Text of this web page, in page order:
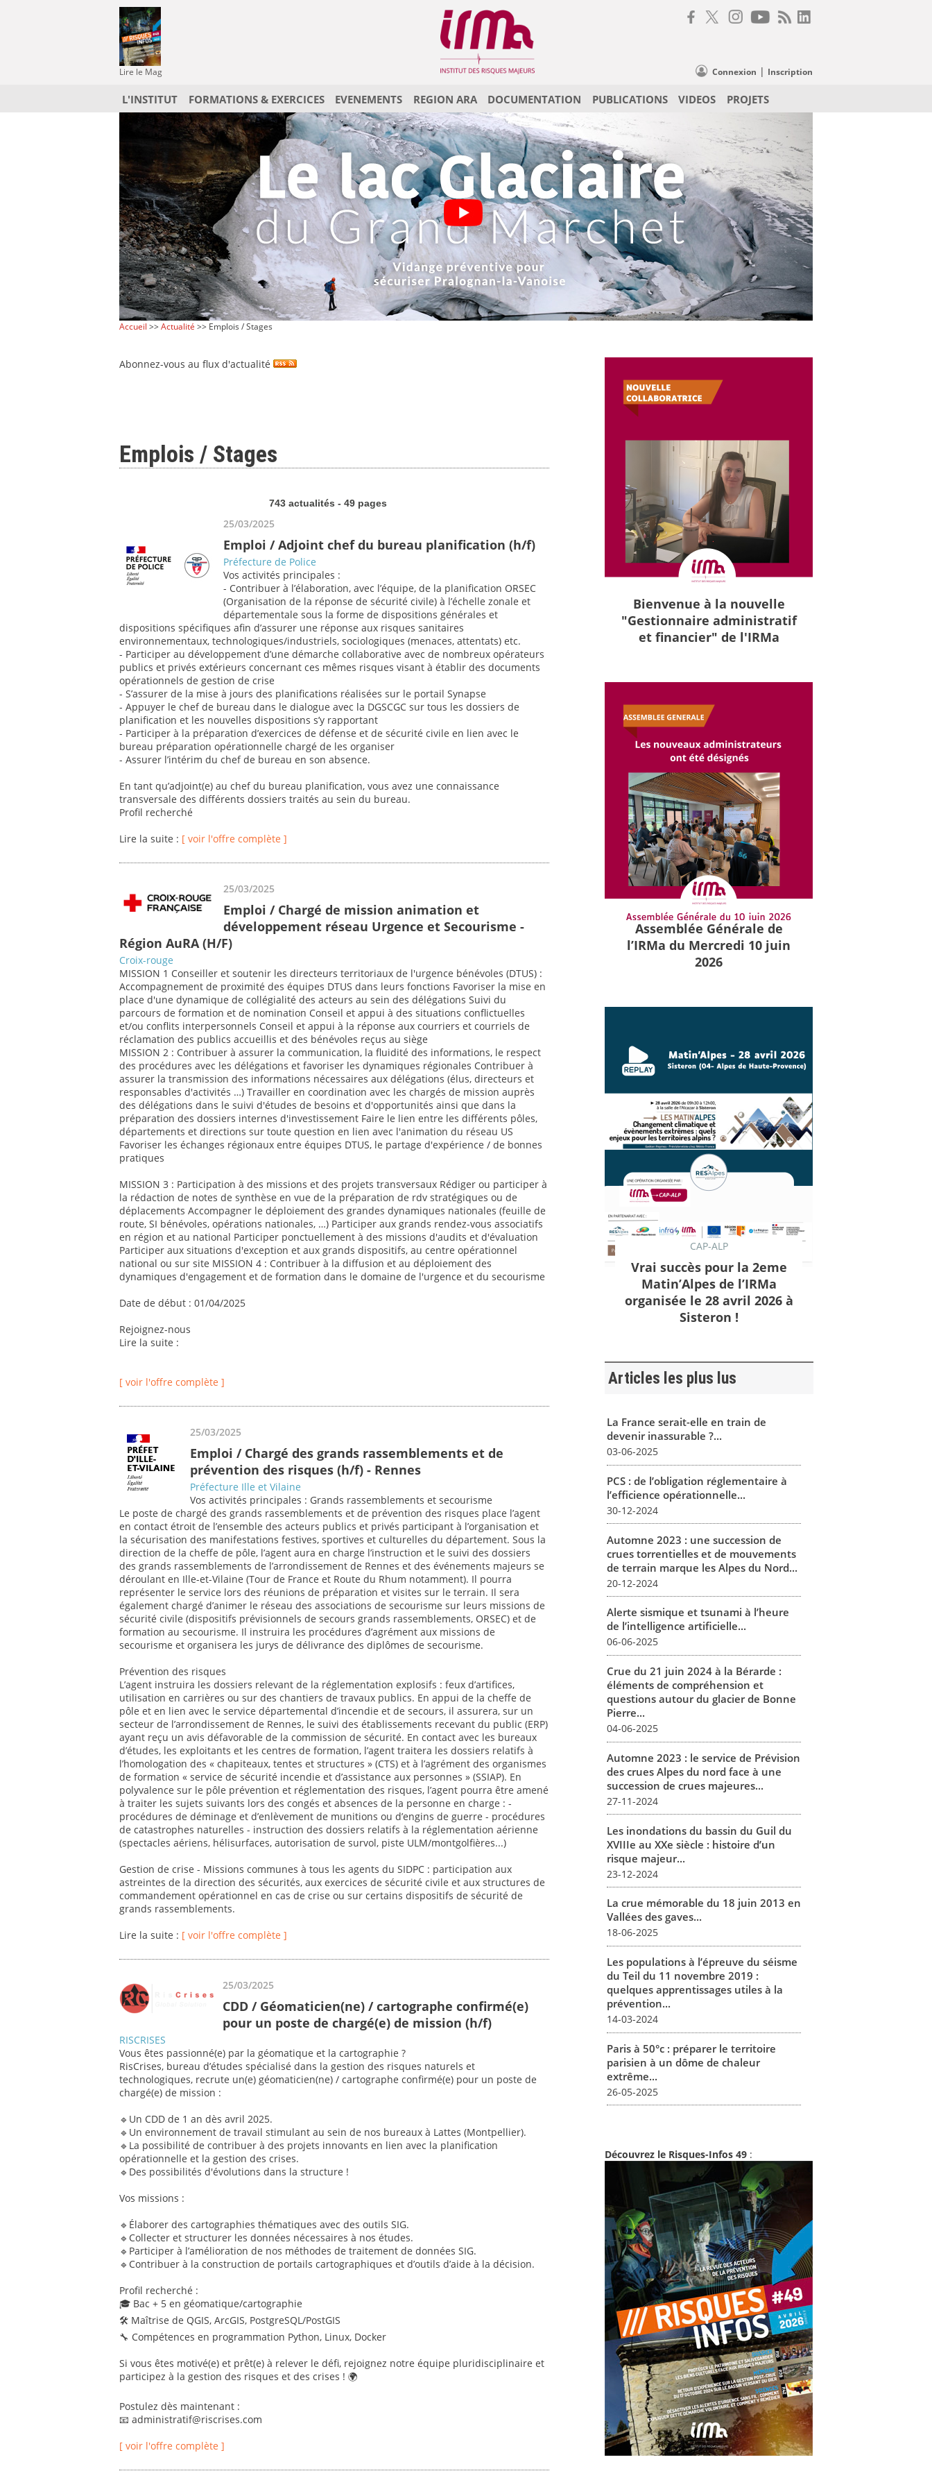
Lire le Mag Connexion | Inscription
L'INSTITUT FORMATIONS & EXERCICES EVENEMENTS REGION ARA DOCUMENTATION PUBLICATIONS VIDEOS PROJETS
Accueil >>Actualité >> Emplois / Stages
Abonnez-vous au flux d'actualité
Emplois / Stages
743 actualités - 49 pages
25/03/2025
Emploi / Adjoint chef du bureau planification (h/f)
Préfecture de Police
Vos activités principales :
- Contribuer à l’élaboration, avec l’équipe, de la planification ORSEC
(Organisation de la réponse de sécurité civile) à l’échelle zonale et
départementale sous la forme de dispositions générales et
dispositions spécifiques afin d’assurer une réponse aux risques sanitaires
environnementaux, technologiques/industriels, sociologiques (menaces, attentats) etc.
- Participer au développement d’une démarche collaborative avec de nombreux opérateurs
publics et privés extérieurs concernant ces mêmes risques visant à établir des documents
opérationnels de gestion de crise
- S’assurer de la mise à jours des planifications réalisées sur le portail Synapse
- Appuyer le chef de bureau dans le dialogue avec la DGSCGC sur tous les dossiers de
planification et les nouvelles dispositions s’y rapportant
- Participer à la préparation d’exercices de défense et de sécurité civile en lien avec le
bureau préparation opérationnelle chargé de les organiser
- Assurer l’intérim du chef de bureau en son absence.
En tant qu’adjoint(e) au chef du bureau planification, vous avez une connaissance
transversale des différents dossiers traités au sein du bureau.
Profil recherché
Lire la suite : [ voir l'offre complète ]
25/03/2025
Emploi / Chargé de mission animation et
développement réseau Urgence et Secourisme -
Région AuRA (H/F)
Croix-rouge
MISSION 1 Conseiller et soutenir les directeurs territoriaux de l'urgence bénévoles (DTUS) :
Accompagnement de proximité des équipes DTUS dans leurs fonctions Favoriser la mise en
place d'une dynamique de collégialité des acteurs au sein des délégations Suivi du
parcours de formation et de nomination Conseil et appui à des situations conflictuelles
et/ou conflits interpersonnels Conseil et appui à la réponse aux courriers et courriels de
réclamation des publics accueillis et des bénévoles reçus au siège
MISSION 2 : Contribuer à assurer la communication, la fluidité des informations, le respect
des procédures avec les délégations et favoriser les dynamiques régionales Contribuer à
assurer la transmission des informations nécessaires aux délégations (élus, directeurs et
responsables d'activités …) Travailler en coordination avec les chargés de mission auprès
des délégations dans le suivi d'études de besoins et d'opportunités ainsi que dans la
préparation des dossiers internes d'investissement Faire le lien entre les différents pôles,
départements et directions sur toute question en lien avec l'animation du réseau US
Favoriser les échanges régionaux entre équipes DTUS, le partage d'expérience / de bonnes
pratiques
MISSION 3 : Participation à des missions et des projets transversaux Rédiger ou participer à
la rédaction de notes de synthèse en vue de la préparation de rdv stratégiques ou de
déplacements Accompagner le déploiement des grandes dynamiques nationales (feuille de
route, SI bénévoles, opérations nationales, …) Participer aux grands rendez-vous associatifs
en région et au national Participer ponctuellement à des missions d'audits et d'évaluation
Participer aux situations d'exception et aux grands dispositifs, au centre opérationnel
national ou sur site MISSION 4 : Contribuer à la diffusion et au déploiement des
dynamiques d'engagement et de formation dans le domaine de l'urgence et du secourisme
Date de début : 01/04/2025
Rejoignez-nous
Lire la suite :
[ voir l'offre complète ]
25/03/2025
Emploi / Chargé des grands rassemblements et de
prévention des risques (h/f) - Rennes
Préfecture Ille et Vilaine
Vos activités principales : Grands rassemblements et secourisme
Le poste de chargé des grands rassemblements et de prévention des risques place l’agent
en contact étroit de l’ensemble des acteurs publics et privés participant à l’organisation et
la sécurisation des manifestations festives, sportives et culturelles du département. Sous la
direction de la cheffe de pôle, l’agent aura en charge l’instruction et le suivi des dossiers
des grands rassemblements de l’arrondissement de Rennes et des événements majeurs se
déroulant en Ille-et-Vilaine (Tour de France et Route du Rhum notamment). Il pourra
représenter le service lors des réunions de préparation et visites sur le terrain. Il sera
également chargé d’animer le réseau des associations de secourisme sur leurs missions de
sécurité civile (dispositifs prévisionnels de secours grands rassemblements, ORSEC) et de
formation au secourisme. Il instruira les procédures d’agrément aux missions de
secourisme et organisera les jurys de délivrance des diplômes de secourisme.
Prévention des risques
L’agent instruira les dossiers relevant de la réglementation explosifs : feux d’artifices,
utilisation en carrières ou sur des chantiers de travaux publics. En appui de la cheffe de
pôle et en lien avec le service départemental d’incendie et de secours, il assurera, sur un
secteur de l’arrondissement de Rennes, le suivi des établissements recevant du public (ERP)
ayant reçu un avis défavorable de la commission de sécurité. En contact avec les bureaux
d’études, les exploitants et les centres de formation, l’agent traitera les dossiers relatifs à
l’homologation des « chapiteaux, tentes et structures » (CTS) et à l’agrément des organismes
de formation « service de sécurité incendie et d’assistance aux personnes » (SSIAP). En
polyvalence sur le pôle prévention et réglementation des risques, l’agent pourra être amené
à traiter les sujets suivants lors des congés et absences de la personne en charge : -
procédures de déminage et d’enlèvement de munitions ou d’engins de guerre - procédures
de catastrophes naturelles - instruction des dossiers relatifs à la réglementation aérienne
(spectacles aériens, hélisurfaces, autorisation de survol, piste ULM/montgolfières...)
Gestion de crise - Missions communes à tous les agents du SIDPC : participation aux
astreintes de la direction des sécurités, aux exercices de sécurité civile et aux structures de
commandement opérationnel en cas de crise ou sur certains dispositifs de sécurité de
grands rassemblements.
Lire la suite : [ voir l'offre complète ]
25/03/2025
CDD / Géomaticien(ne) / cartographe confirmé(e)
pour un poste de chargé(e) de mission (h/f)
RISCRISES
Vous êtes passionné(e) par la géomatique et la cartographie ?
RisCrises, bureau d’études spécialisé dans la gestion des risques naturels et
technologiques, recrute un(e) géomaticien(ne) / cartographe confirmé(e) pour un poste de
chargé(e) de mission :
🔹Un CDD de 1 an dès avril 2025.
🔹Un environnement de travail stimulant au sein de nos bureaux à Lattes (Montpellier).
🔹La possibilité de contribuer à des projets innovants en lien avec la planification
opérationnelle et la gestion des crises.
🔹Des possibilités d'évolutions dans la structure !
Vos missions :
🔹Élaborer des cartographies thématiques avec des outils SIG.
🔹Collecter et structurer les données nécessaires à nos études.
🔹Participer à l’amélioration de nos méthodes de traitement de données SIG.
🔹Contribuer à la construction de portails cartographiques et d’outils d’aide à la décision.
Profil recherché :
🎓 Bac + 5 en géomatique/cartographie
🛠 Maîtrise de QGIS, ArcGIS, PostgreSQL/PostGIS
🔧 Compétences en programmation Python, Linux, Docker
Si vous êtes motivé(e) et prêt(e) à relever le défi, rejoignez notre équipe pluridisciplinaire et
participez à la gestion des risques et des crises ! 🌍
Postulez dès maintenant :
📧 administratif@riscrises.com
[ voir l'offre complète ]
Bienvenue à la nouvelle
"Gestionnaire administratif
et financier" de l'IRMa
Assemblée Générale de
l’IRMa du Mercredi 10 juin
2026
CAP-ALP
Vrai succès pour la 2eme
Matin’Alpes de l’IRMa
organisée le 28 avril 2026 à
Sisteron !
Articles les plus lus
La France serait-elle en train de
devenir inassurable ?...
03-06-2025
PCS : de l’obligation réglementaire à
l’efficience opérationnelle...
30-12-2024
Automne 2023 : une succession de
crues torrentielles et de mouvements
de terrain marque les Alpes du Nord...
20-12-2024
Alerte sismique et tsunami à l’heure
de l’intelligence artificielle...
06-06-2025
Crue du 21 juin 2024 à la Bérarde :
éléments de compréhension et
questions autour du glacier de Bonne
Pierre...
04-06-2025
Automne 2023 : le service de Prévision
des crues Alpes du nord face à une
succession de crues majeures...
27-11-2024
Les inondations du bassin du Guil du
XVIIIe au XXe siècle : histoire d’un
risque majeur...
23-12-2024
La crue mémorable du 18 juin 2013 en
Vallées des gaves...
18-06-2025
Les populations à l’épreuve du séisme
du Teil du 11 novembre 2019 :
quelques apprentissages utiles à la
prévention...
14-03-2024
Paris à 50°c : préparer le territoire
parisien à un dôme de chaleur
extrême...
26-05-2025
Découvrez le Risques-Infos 49 :